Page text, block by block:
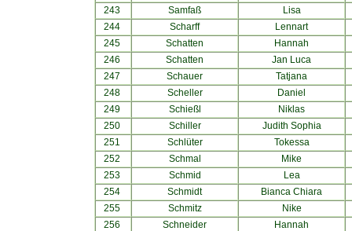
243
Samfaß
Lisa
244
Scharff
Lennart
245
Schatten
Hannah
246
Schatten
Jan Luca
247
Schauer
Tatjana
248
Scheller
Daniel
249
Schießl
Niklas
250
Schiller
Judith Sophia
251
Schlüter
Tokessa
252
Schmal
Mike
253
Schmid
Lea
254
Schmidt
Bianca Chiara
255
Schmitz
Nike
256
Schneider
Hannah